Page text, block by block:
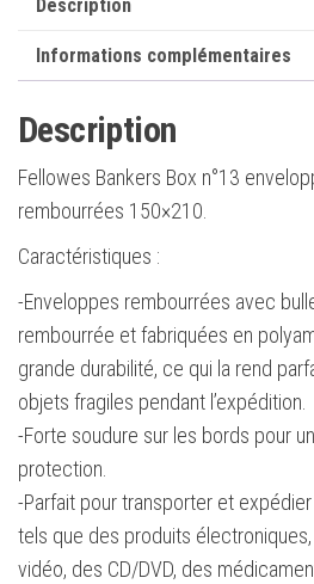
Description
Informations complémentaires
Description
Fellowes Bankers Box n°13
rembourrées 150×210.
Caractéristiques :
-Enveloppes rembourrées avec
rembourrée et fabriquées en
grande durabilité, ce qui la rend
objets fragiles pendant l’expédition.
-Forte soudure sur les bords pour
protection.
-Parfait pour transporter et
tels que des produits
vidéo, des CD/DVD, des